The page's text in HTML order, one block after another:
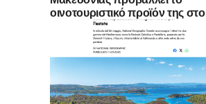
οινοτουριστικό προϊόν της στο
Ηνωμένο Βασίλειο και την
Αυστραλία -Ταξίδι εξοικείωσης
εκπροσώπων της οινικής
δημοσιογραφίας